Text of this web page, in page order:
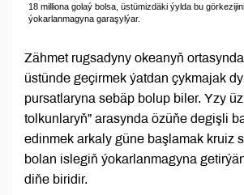
18 milliona golaý bolsa, üstümizdäki ýylda bu
ýokarlanmagyna garaşylýar.
Zähmet rugsadyny okeanyň
üstünde geçirmek ýatdan çykmajak
pursatlaryna sebäp bolup biler. Yzy
tolkunlaryň” arasynda özüňe degişli
edinmek arkaly güne başlamak kruiz
bolan islegiň ýokarlanmagyna
diňe biridir.